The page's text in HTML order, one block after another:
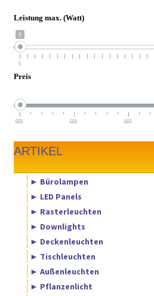
Leistung max. (Watt)
5
5
Preis
669 669 669
ARTIKEL
► Bürolampen
► LED Panels
► Rasterleuchten
► Downlights
► Deckenleuchten
► Tischleuchten
► Außenleuchten
► Pflanzenlicht